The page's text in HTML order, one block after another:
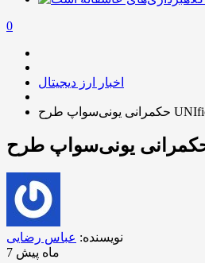
0
اخبار ارز دیجیتال
نویسنده: عباس رضایی
7 ماه پیش